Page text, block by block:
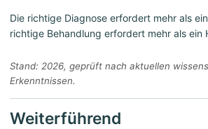
Die richtige Diagnose erfordert mehr als
richtige Behandlung erfordert mehr als ein
Stand: 2026, geprüft nach aktuellen
Erkenntnissen.
Weiterführend